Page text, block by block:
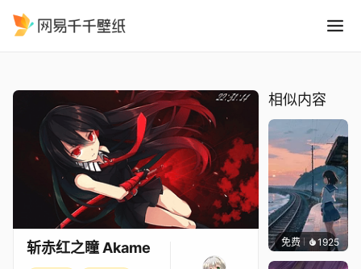
斩赤红之瞳 Akame
相似内容
免费 1925辰东